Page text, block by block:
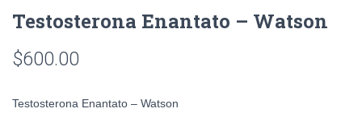
Testosterona Enantato – Watson
$600.00
Testosterona Enantato – Watson